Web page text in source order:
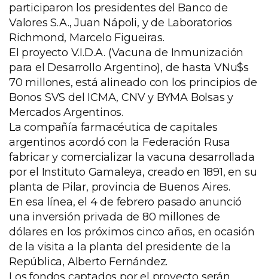
participaron los presidentes del Banco de
Valores S.A., Juan Nápoli, y de Laboratorios
Richmond, Marcelo Figueiras.
El proyecto V.I.D.A. (Vacuna de Inmunización
para el Desarrollo Argentino), de hasta VNu$s
70 millones, está alineado con los principios de
Bonos SVS del ICMA, CNV y BYMA Bolsas y
Mercados Argentinos.
La compañía farmacéutica de capitales
argentinos acordó con la Federación Rusa
fabricar y comercializar la vacuna desarrollada
por el Instituto Gamaleya, creado en 1891, en su
planta de Pilar, provincia de Buenos Aires.
En esa línea, el 4 de febrero pasado anunció
una inversión privada de 80 millones de
dólares en los próximos cinco años, en ocasión
de la visita a la planta del presidente de la
República, Alberto Fernández.
Los fondos captados por el proyecto serán